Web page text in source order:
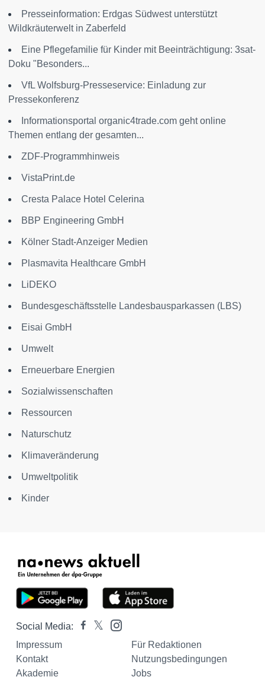
Presseinformation: Erdgas Südwest unterstützt
Wildkräuterwelt in Zaberfeld
Eine Pflegefamilie für Kinder mit Beeinträchtigung: 3sat-
Doku "Besonders...
VfL Wolfsburg-Presseservice: Einladung zur
Pressekonferenz
Informationsportal organic4trade.com geht online
Themen entlang der gesamten...
ZDF-Programmhinweis
VistaPrint.de
Cresta Palace Hotel Celerina
BBP Engineering GmbH
Kölner Stadt-Anzeiger Medien
Plasmavita Healthcare GmbH
LiDEKO
Bundesgeschäftsstelle Landesbausparkassen (LBS)
Eisai GmbH
Umwelt
Erneuerbare Energien
Sozialwissenschaften
Ressourcen
Naturschutz
Klimaveränderung
Umweltpolitik
Kinder
Social Media:
Impressum
Für Redaktionen
Kontakt
Nutzungsbedingungen
Akademie
Jobs